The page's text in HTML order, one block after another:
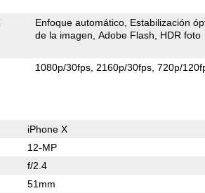
Enfoque automático Estabilización
de la imagen Adobe Flash HDR foto
1080p/30fps 2160p/30fps 720p/
iPhone X
12-MP
f/2.4
51mm